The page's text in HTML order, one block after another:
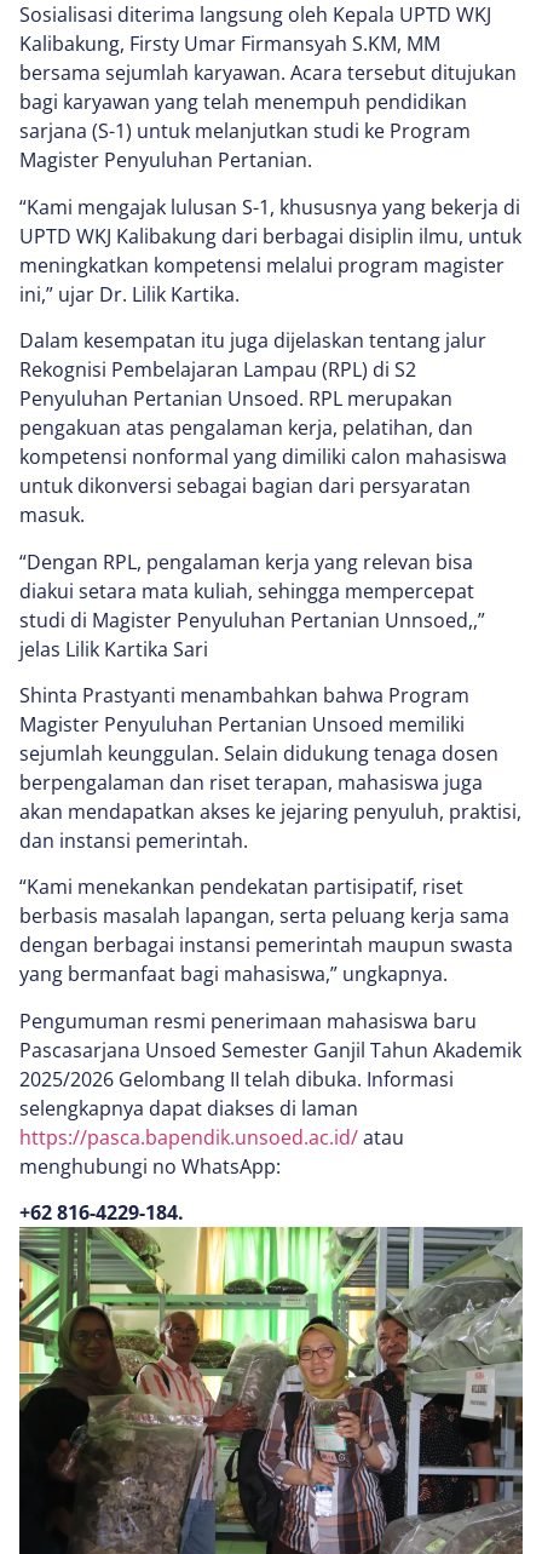
Sosialisasi diterima langsung oleh Kepala UPTD WKJ
Kalibakung, Firsty Umar Firmansyah S.KM, MM
bersama sejumlah karyawan. Acara tersebut ditujukan
bagi karyawan yang telah menempuh pendidikan
sarjana (S-1) untuk melanjutkan studi ke Program
Magister Penyuluhan Pertanian.
“Kami mengajak lulusan S-1, khususnya yang bekerja di
UPTD WKJ Kalibakung dari berbagai disiplin ilmu, untuk
meningkatkan kompetensi melalui program magister
ini,” ujar Dr. Lilik Kartika.
Dalam kesempatan itu juga dijelaskan tentang jalur
Rekognisi Pembelajaran Lampau (RPL) di S2
Penyuluhan Pertanian Unsoed. RPL merupakan
pengakuan atas pengalaman kerja, pelatihan, dan
kompetensi nonformal yang dimiliki calon mahasiswa
untuk dikonversi sebagai bagian dari persyaratan
masuk.
“Dengan RPL, pengalaman kerja yang relevan bisa
diakui setara mata kuliah, sehingga mempercepat
studi di Magister Penyuluhan Pertanian Unnsoed,,”
jelas Lilik Kartika Sari
Shinta Prastyanti menambahkan bahwa Program
Magister Penyuluhan Pertanian Unsoed memiliki
sejumlah keunggulan. Selain didukung tenaga dosen
berpengalaman dan riset terapan, mahasiswa juga
akan mendapatkan akses ke jejaring penyuluh, praktisi,
dan instansi pemerintah.
“Kami menekankan pendekatan partisipatif, riset
berbasis masalah lapangan, serta peluang kerja sama
dengan berbagai instansi pemerintah maupun swasta
yang bermanfaat bagi mahasiswa,” ungkapnya.
Pengumuman resmi penerimaan mahasiswa baru
Pascasarjana Unsoed Semester Ganjil Tahun Akademik
2025/2026 Gelombang II telah dibuka. Informasi
selengkapnya dapat diakses di laman
https://pasca.bapendik.unsoed.ac.id/atau
menghubungi no WhatsApp:
+62 816-4229-184.